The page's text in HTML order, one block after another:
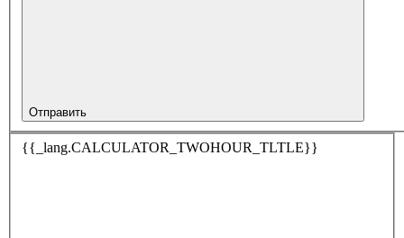
Отправить
{{_lang.CALCULATOR_TWOHOUR_TLTLE}}